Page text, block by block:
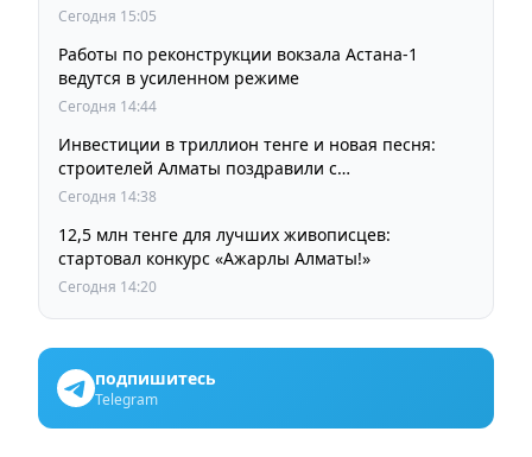
Сегодня 15:05
Работы по реконструкции вокзала Астана-1
ведутся в усиленном режиме
Сегодня 14:44
Инвестиции в триллион тенге и новая песня:
строителей Алматы поздравили с
профессиональным праздником
Сегодня 14:38
12,5 млн тенге для лучших живописцев:
стартовал конкурс «Ажарлы Алматы!»
Сегодня 14:20
подпишитесь
Telegram